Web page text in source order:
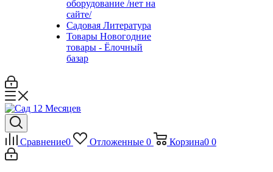
оборудование /нет на
сайте/
Садовая Литература
Товары Новогодние
товары - Ёлочный
базар
Сравнение0 Отложенные 0 Корзина0 0